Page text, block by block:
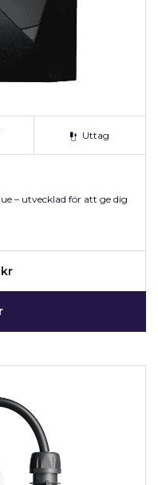
Uttag
– utvecklad för att ge dig